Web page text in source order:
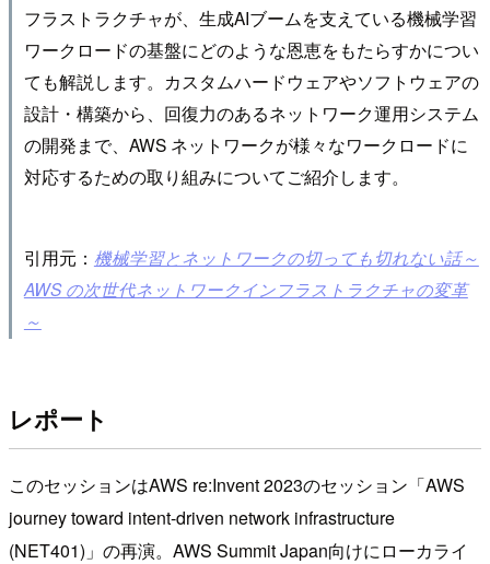
フラストラクチャが、生成AIブームを支えている機械学習
ワークロードの基盤にどのような恩恵をもたらすかについ
ても解説します。カスタムハードウェアやソフトウェアの
設計・構築から、回復力のあるネットワーク運用システム
の開発まで、AWS ネットワークが様々なワークロードに
対応するための取り組みについてご紹介します。
引用元： 機械学習とネットワークの切っても切れない話～
AWS の次世代ネットワークインフラストラクチャの変革
～
レポート
このセッションはAWS re:Invent 2023のセッション「AWS
journey toward intent-driven network infrastructure
(NET401)」の再演。AWS Summit Japan向けにローカライ